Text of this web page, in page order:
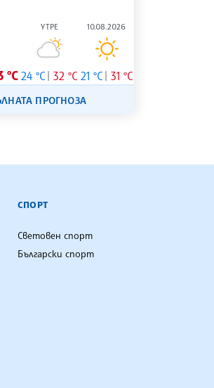
°C
УТРЕ
24 °C 32 °C
10.08.2026
21 °C 31 °C
ПРОГНОЗА
СПОРТ
Световен спорт
Български спорт